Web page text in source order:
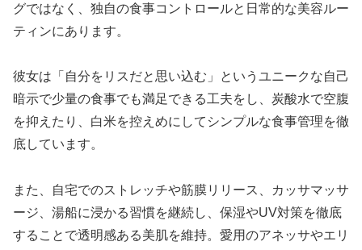
グではなく、独自の食事コントロールと日常的な美容ルー
ティンにあります。
彼女は「自分をリスだと思い込む」というユニークな自己
暗示で少量の食事でも満足できる工夫をし、炭酸水で空腹
を抑えたり、白米を控えめにしてシンプルな食事管理を徹
底しています。
また、自宅でのストレッチや筋膜リリース、カッサマッサ
ージ、湯船に浸かる習慣を継続し、保湿やUV対策を徹底
することで透明感ある美肌を維持。愛用のアネッサやエリ